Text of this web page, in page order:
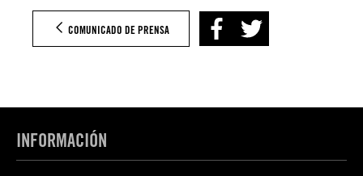
COMUNICADO DE PRENSA
INFORMACIÓN